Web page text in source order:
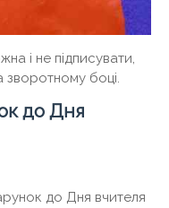
і не підписувати,
зворотному боці.
до Дня
до Дня вчителя